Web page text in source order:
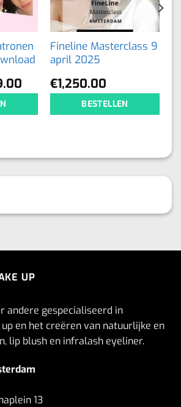
Huidige
prijs
€99.00.
Fineline Masterclass 9
april 2025
€1,250.00
BESTELLEN
UP
andere gespecialiseerd in
en het creëren van natuurlijke en
lip blush en infralash eyeliner.
13